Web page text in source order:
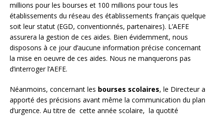
millions pour les bourses et 100 millions pour tous les
établissements du réseau des établissements français quelque
soit leur statut (EGD, conventionnés, partenaires). L’AEFE
assurera la gestion de ces aides. Bien évidemment, nous
disposons à ce jour d’aucune information précise concernant
la mise en oeuvre de ces aides. Nous ne manquerons pas
d’interroger l’AEFE.
Néanmoins, concernant les bourses scolaires, le Directeur a
apporté des précisions avant même la communication du plan
d’urgence. Au titre de cette année scolaire, la quotité